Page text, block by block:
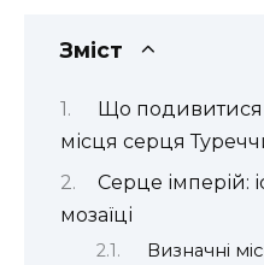
Зміст
Що подивитися
місця серця
Серце імперій:
мозаїці
Визначні